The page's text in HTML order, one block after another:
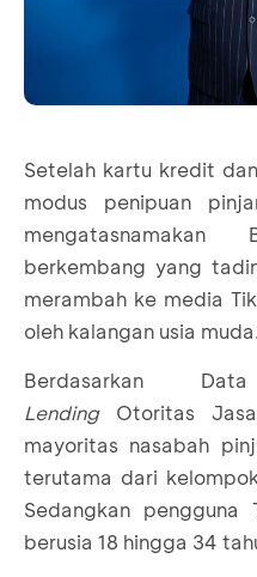
Setelah kartu kredit
modus penipuan
berkembang yang
merambah ke media
oleh kalangan usia
Berdasarkan
LendingOtoritas Jasa
mayoritas nasabah
terutama dari
Sedangkan
berusia 18 hingga 34